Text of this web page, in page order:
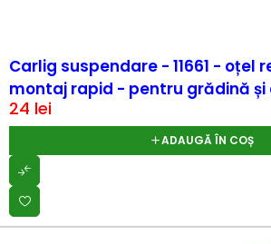
Carlig suspendare - 11661 - oțel
montaj rapid - pentru grădină și
24 lei
ADAUGĂ ÎN COȘ